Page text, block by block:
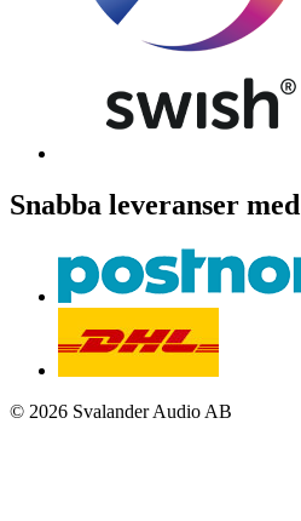
Snabba leveranser med
© 2026 Svalander Audio AB